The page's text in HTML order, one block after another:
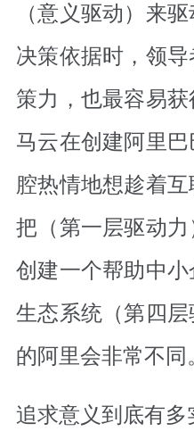
（意义驱动）来
决策依据时，领
策力，也最容易
马云在创建阿里
腔热情地想趁着
把（第一层驱动
创建一个帮助中
生态系统（第四
的阿里会非常不同。
追求意义到底有多